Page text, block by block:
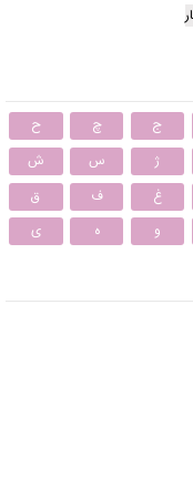
ج چ
ح
ژ س
ش
غ ف
ق
و ه ی